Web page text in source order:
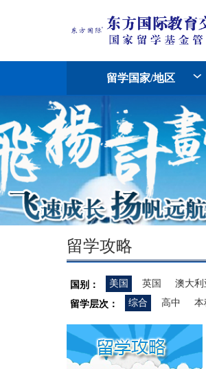
留学国家/地区
留学攻略
国别： 美国 英国 澳大利
留学层次：
综合 高中 本